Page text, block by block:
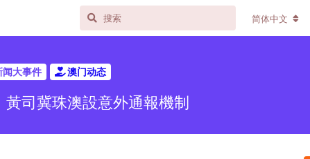
简体中文
闻大事件 澳门动态
黃司冀珠澳設意外通報機制